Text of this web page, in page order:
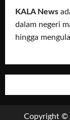
KALA News
dalam negeri
hingga
Copyright ©